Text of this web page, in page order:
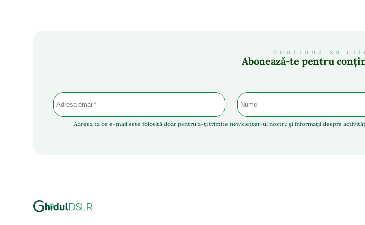
continuă să
Abonează-te pentru
Adresa ta de e-mail este folosită doar pentru a-ți trimite newsletter-ul nostru și informații despre